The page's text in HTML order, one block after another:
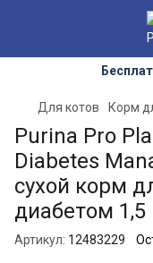
Для котов Корм
Purina Pro
Diabetes
сухой корм
диабетом 1,5
Артикул: 12483229